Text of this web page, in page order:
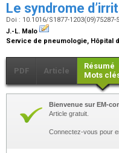
Le syndrome
Doi : 10.1016/S1877-1203(09)75287-5
J.-L. Malo
Service de pneumologie, Hôpital
PDF Article
Résumé
Mots
Bienvenue sur EM-
Article gratuit.
Connectez-vous pour